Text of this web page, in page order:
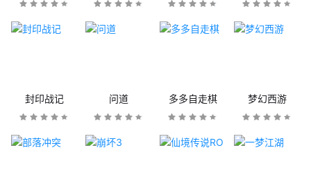
封印战记 问道 多多自走棋 梦幻西游